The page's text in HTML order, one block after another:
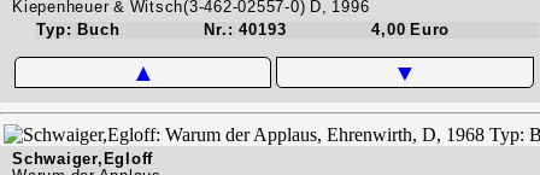
Kiepenheuer & Witsch(3-462-02557-0) D, 1996
Typ: Buch
Nr.: 40193 4,00 Euro
▲ ▼
Schwaiger,Egloff